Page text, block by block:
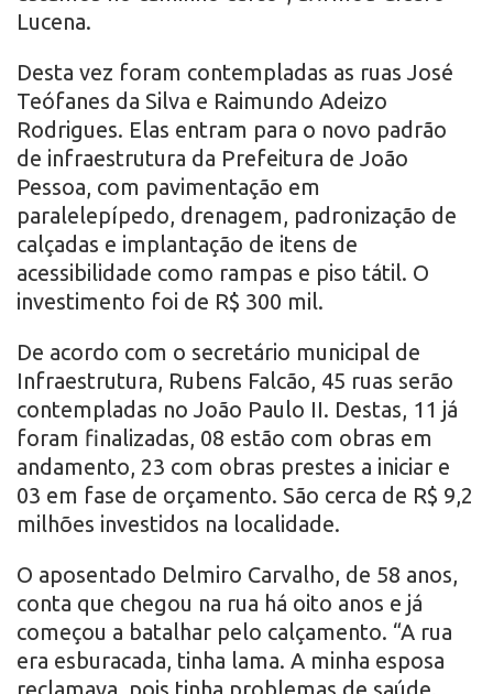
Lucena.
Desta vez foram contempladas as ruas José
Teófanes da Silva e Raimundo Adeizo
Rodrigues. Elas entram para o novo padrão
de infraestrutura da Prefeitura de João
Pessoa, com pavimentação em
paralelepípedo, drenagem, padronização de
calçadas e implantação de itens de
acessibilidade como rampas e piso tátil. O
investimento foi de R$ 300 mil.
De acordo com o secretário municipal de
Infraestrutura, Rubens Falcão, 45 ruas serão
contempladas no João Paulo II. Destas, 11 já
foram finalizadas, 08 estão com obras em
andamento, 23 com obras prestes a iniciar e
03 em fase de orçamento. São cerca de R$ 9,2
milhões investidos na localidade.
O aposentado Delmiro Carvalho, de 58 anos,
conta que chegou na rua há oito anos e já
começou a batalhar pelo calçamento. “A rua
era esburacada, tinha lama. A minha esposa